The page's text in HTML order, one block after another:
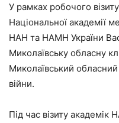
У рамках робочого
Національної академії
НАН та НАМН України
Миколаївську обласну
Миколаївський обласний
війни.
Під час візиту